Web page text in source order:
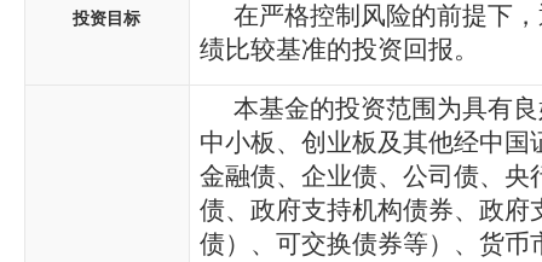
投资目标
在严格控制风险的前提下
绩比较基准的投资回报。
本基金的投资范围为具有
中小板、创业板及其他经中
金融债、企业债、公司债、
债、政府支持机构债券、政
债）、可交换债券等）、货